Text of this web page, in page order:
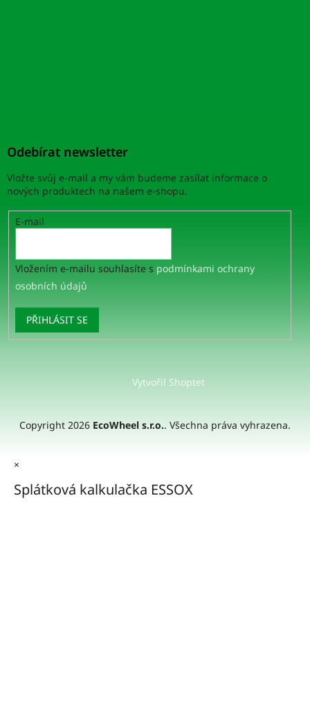
Odebírat newsletter
Vložte svůj e-mail a my vám budeme zasílat informace o
nových produktech na našem e-shopu.
E-mail
Vložením e-mailu souhlasíte s podmínkami ochrany
osobních údajů
PŘIHLÁSIT SE
Vytvořil Shoptet
Copyright 2026 EcoWheel s.r.o.. Všechna práva vyhrazena.
×
Splátková kalkulačka ESSOX